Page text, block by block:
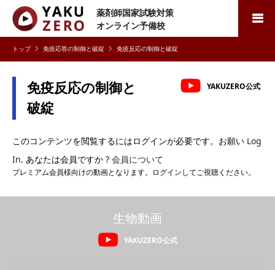
薬剤師国家試験対策
オンライン予備校
検索
免疫応答の制御と破綻 免疫反応の制御と破綻
免疫反応の制御と
破綻
YAKUZERO公式
このコンテンツを閲覧するにはログインが必要です。お願い Log
In. あなたは会員ですか ? 会員について
プレミアム会員様向けの動画となります。ログインしてご視聴ください。
YAKUZERO公式
生物動画